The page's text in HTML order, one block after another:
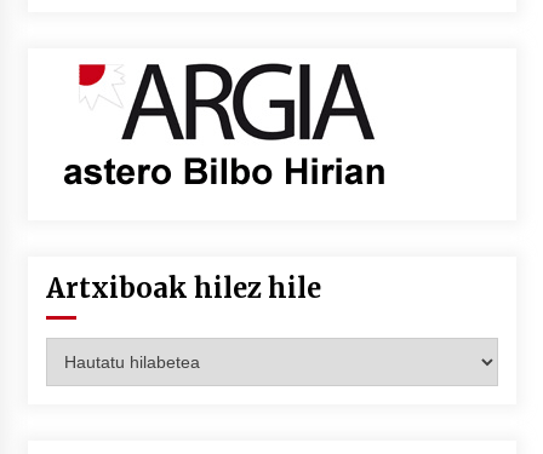
Artxiboak hilez hile
hilez